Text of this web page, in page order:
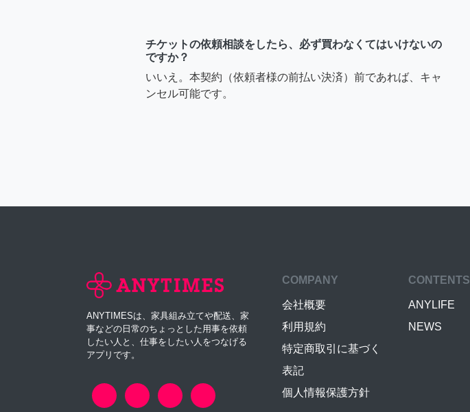
チケットの依頼相談をしたら、必ず買わなくてはいけないの
ですか？
いいえ。本契約（依頼者様の前払い決済）前であれば、キャ
ンセル可能です。
ANYTIMESは、家具組み立てや配送、家
事などの日常のちょっとした用事を依頼
したい人と、仕事をしたい人をつなげる
アプリです。
COMPANY
会社概要
利用規約
特定商取引に基づく
表記
個人情報保護方針
CONTENTS
ANYLIFE
NEWS